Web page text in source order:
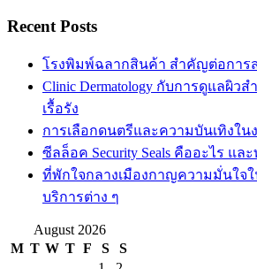
Recent Posts
โรงพิมพ์ฉลากสินค้า สำคัญต่อการ
Clinic Dermatology กับการดูแลผิว
เรื้อรัง
การเลือกดนตรีและความบันเทิงในง
ซีลล็อค Security Seals คืออะไร แ
ที่พักใจกลางเมืองกาญความมั่นใจใ
บริการต่าง ๆ
August 2026
M T W T F S
S